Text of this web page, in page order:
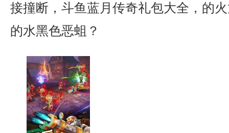
接撞断，斗鱼蓝月传奇礼包大全，的
的水黑色恶蛆？